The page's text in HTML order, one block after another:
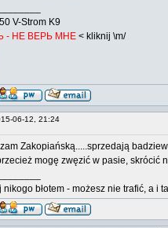
V-Strom K9
- НЕ ВЕРЬ МНЕ < kliknij \m/
06-12, 21:24
Zakopiańską.....sprzedają
mogę zwęzić w pasie, skrócić
nikogo błotem - możesz nie trafić, a i